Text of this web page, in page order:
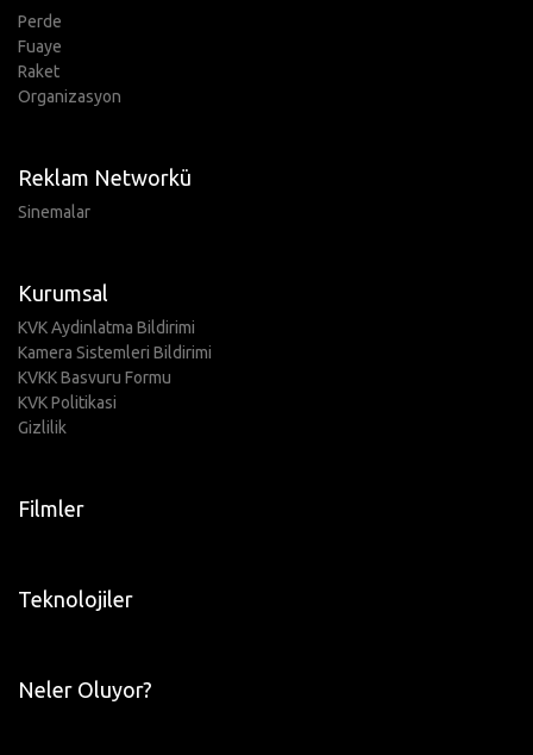
Perde
Fuaye
Raket
Organizasyon
Reklam Networkü
Sinemalar
Kurumsal
KVK Aydinlatma Bildirimi
Kamera Sistemleri Bildirimi
KVKK Basvuru Formu
KVK Politikasi
Gizlilik
Filmler
Teknolojiler
Neler Oluyor?